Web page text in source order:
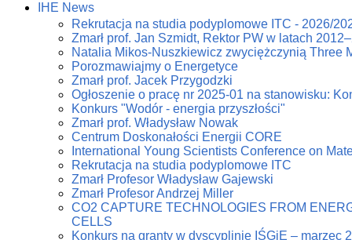
IHE News
Rekrutacja na studia podyplomowe ITC - 2026/
Zmarł prof. Jan Szmidt, Rektor PW w latach
Natalia Mikos-Nuszkiewicz zwyciężczynią Three
Porozmawiajmy o Energetyce
Zmarł prof. Jacek Przygodzki
Ogłoszenie o pracę nr 2025-01 na stanowisku:
Konkurs "Wodór - energia przyszłości"
Zmarł prof. Władysław Nowak
Centrum Doskonałości Energii CORE
International Young Scientists Conference on
Rekrutacja na studia podyplomowe ITC
Zmarł Profesor Władysław Gajewski
Zmarł Profesor Andrzej Miller
CO2 CAPTURE TECHNOLOGIES FROM
CELLS
Konkurs na granty w dyscyplinie IŚGiE – marzec